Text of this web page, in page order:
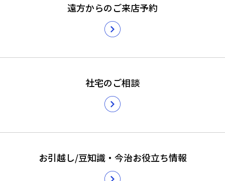
遠方からのご来店予約
社宅のご相談
お引越し/豆知識・今治お役立ち情報